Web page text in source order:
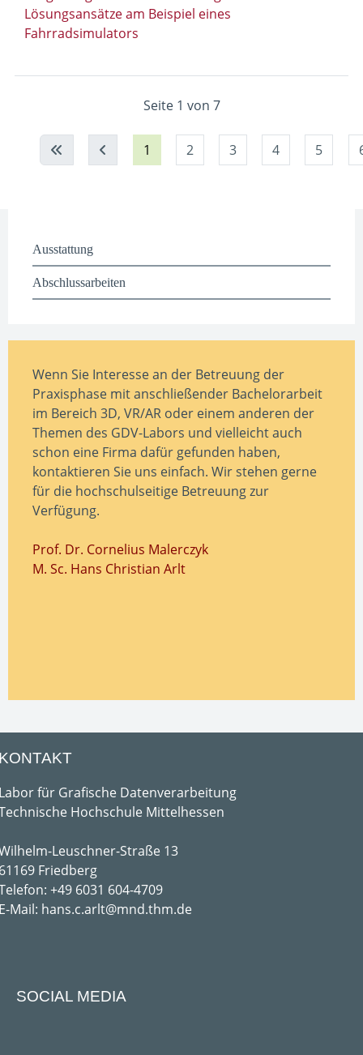
Lösungsansätze am Beispiel eines
Fahrradsimulators
Seite 1 von 7
1 2 3 4 5
Ausstattung
Abschlussarbeiten
Wenn Sie Interesse an der Betreuung der
Praxisphase mit anschließender Bachelorarbeit
im Bereich 3D, VR/AR oder einem anderen der
Themen des GDV-Labors und vielleicht auch
schon eine Firma dafür gefunden haben,
kontaktieren Sie uns einfach. Wir stehen gerne
für die hochschulseitige Betreuung zur
Verfügung.
Prof. Dr. Cornelius Malerczyk
M. Sc. Hans Christian Arlt
für Grafische Datenverarbeitung
Hochschule Mittelhessen
Leuschner-Straße 13
Friedberg
+49 6031 604-4709
Mail: hans.c.arlt@mnd.thm.de
SOCIAL MEDIA